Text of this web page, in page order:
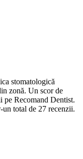
stomatologică
zonă. Un scor de
pe Recomand Dentist.
total de 27 recenzii.